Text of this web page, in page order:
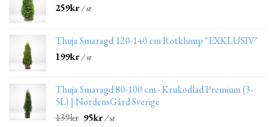
259kr/ st
Thuja Smaragd 120-140 cm Rotklump "EXKLUSIV"
199kr/ st
Thuja Smaragd 80-100 cm - Krukodlad Premium (3-
5L) | NordensGård Sverige
139kr 95kr/ st